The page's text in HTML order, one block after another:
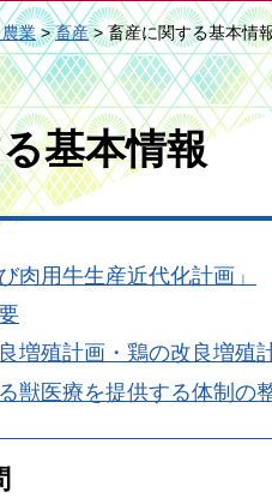
業>畜産> 畜産に関する基本情
基本情報
肉用牛生産近代化計画」
増殖計画・鶏の改良増殖
獣医療を提供する体制の